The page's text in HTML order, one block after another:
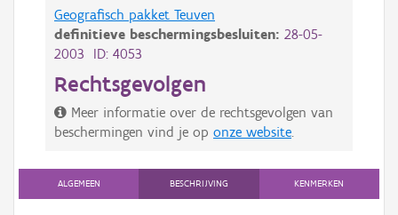
Geografisch pakket Teuven
definitieve beschermingsbesluiten: 28-05-
2003 ID: 4053
Rechtsgevolgen
Meer informatie over de rechtsgevolgen van
beschermingen vind je op onze website
ALGEMEEN BESCHRIJVING KENMERKEN